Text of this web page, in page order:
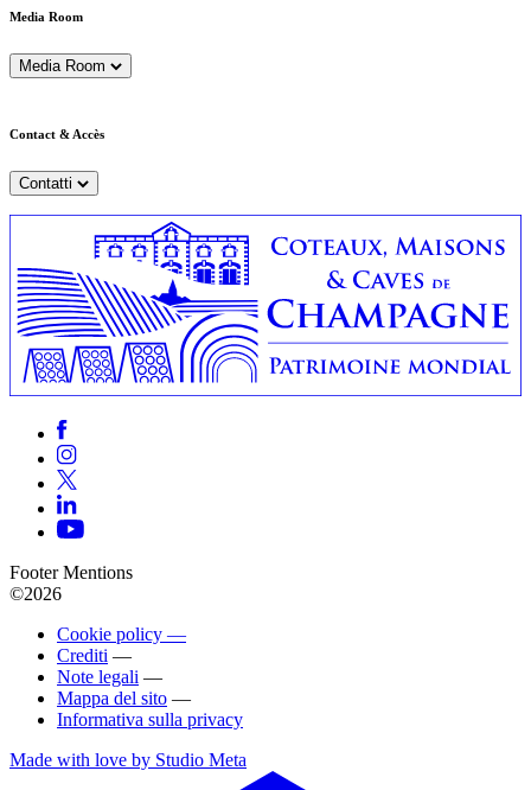
Media Room
Media Room
Contact & Accès
Contatti
Footer Mentions
©2026
Cookie policy —
Crediti —
Note legali —
Mappa del sito —
Informativa sulla privacy
Made with love by Studio Meta